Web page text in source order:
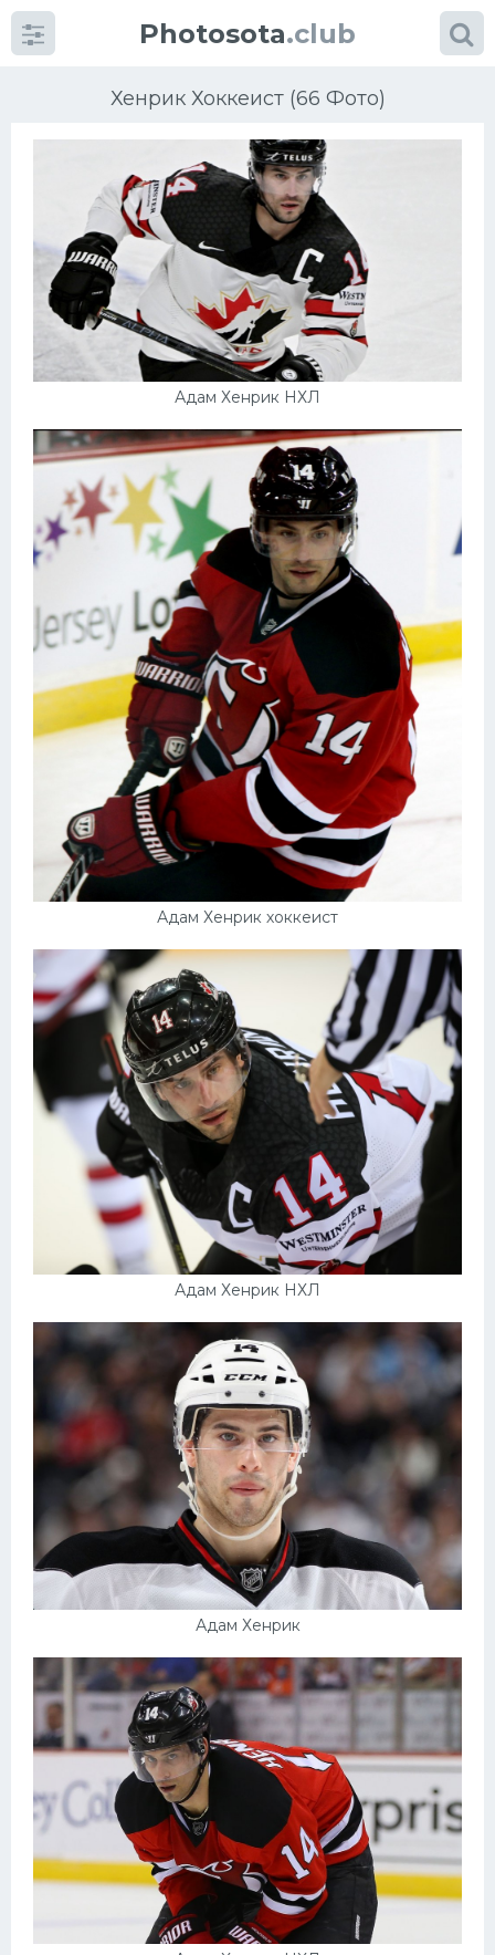
Photosota.club
Хенрик Хоккеист (66 Фото)
Адам Хенрик НХЛ
Адам Хенрик хоккеист
Адам Хенрик НХЛ
Адам Хенрик
Категории Фото
Еще картинки...
Футбол
Хоккей
Велогонки
Конькобежный спорт
Тренажеры
Интерьер квартиры